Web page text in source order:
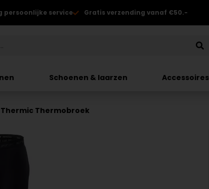
persoonlijke service Gratis verzending vanaf €50.-
Schoenen & laarzen Accessoires
Thermic Thermobroek